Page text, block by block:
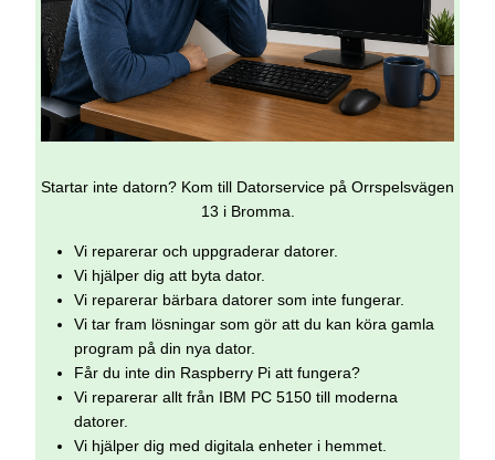
Startar inte datorn? Kom till Datorservice på Orrspelsvägen
13 i Bromma.
Vi reparerar och uppgraderar datorer.
Vi hjälper dig att byta dator.
Vi reparerar bärbara datorer som inte fungerar.
Vi tar fram lösningar som gör att du kan köra gamla
program på din nya dator.
Får du inte din Raspberry Pi att fungera?
Vi reparerar allt från IBM PC 5150 till moderna
datorer.
Vi hjälper dig med digitala enheter i hemmet.